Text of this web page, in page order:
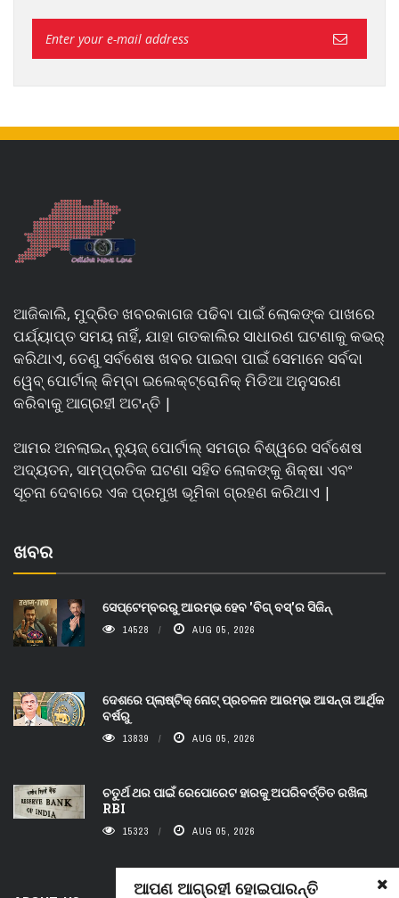
ଆପଣ ଆଗ୍ରହୀ ହୋଇପାରନ୍ତି
ଆଜିକାଲି, ମୁଦ୍ରିତ ଖବରକାଗଜ ପଢିବା ପାଇଁ ଲୋକଙ୍କ ପାଖରେ
ପର୍ଯ୍ୟାପ୍ତ ସମୟ ନାହିଁ, ଯାହା ଗତକାଲିର ସାଧାରଣ ଘଟଣାକୁ କଭର୍
କରିଥାଏ, ତେଣୁ ସର୍ବଶେଷ ଖବର ପାଇବା ପାଇଁ ସେମାନେ ସର୍ବଦା
ୱେବ୍ ପୋର୍ଟାଲ୍ କିମ୍ବା ଇଲେକ୍ଟ୍ରୋନିକ୍ ମିଡିଆ ଅନୁସରଣ
କରିବାକୁ ଆଗ୍ରହୀ ଅଟନ୍ତି |
ଆମର ଅନଲାଇନ୍ ନ୍ୟୁଜ୍ ପୋର୍ଟାଲ୍ ସମଗ୍ର ବିଶ୍ୱରେ ସର୍ବଶେଷ
ଅଦ୍ୟତନ, ସାମ୍ପ୍ରତିକ ଘଟଣା ସହିତ ଲୋକଙ୍କୁ ଶିକ୍ଷା ଏବଂ
ସୂଚନା ଦେବାରେ ଏକ ପ୍ରମୁଖ ଭୂମିକା ଗ୍ରହଣ କରିଥାଏ |
ଖବର
ସେପ୍ଟେମ୍ବରରୁ ଆରମ୍ଭ ହେବ 'ବିଗ୍ ବସ୍'ର ସିଜିନ୍
14528 AUG 05, 2026
ଦେଶରେ ପ୍ଲାଷ୍ଟିକ୍ ନୋଟ୍‌ ପ୍ରଚଳନ ଆରମ୍ଭ ଆସନ୍ତା ଆର୍ଥିକ
ବର୍ଷରୁ
13839 AUG 05, 2026
ଚତୁର୍ଥ ଥର ପାଇଁ ରେପୋରେଟ ହାରକୁ ଅପରିବର୍ତ୍ତିତ ରଖିଲା
RBI
15323 AUG 05, 2026